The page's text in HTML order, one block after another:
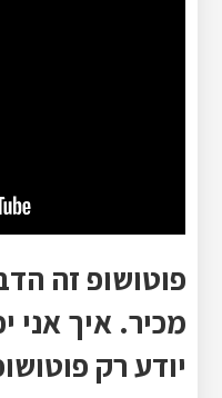
פוטושופ זה
מכיר. איך אני
יודע רק